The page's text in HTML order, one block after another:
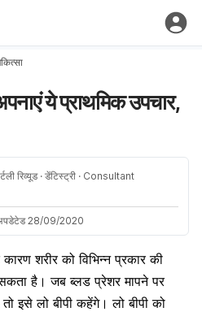
ये प्राथमिक उपचार,
रिव्यूड · डेंटिस्ट्री · Consultant
28/09/2020
शरीर को विभिन्न प्रकार की
सकता है। जबब्लड प्रेशरमापने पर
इसे लो बीपी कहेंगे। लो बीपी को